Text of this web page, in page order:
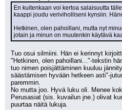
En kuitenkaan voi kertoa salaisuutta
kaappi joudu veriviholliseni kynsiin.
Hetkinen, olen pahoillani, mutta nyt
jotain ja minun on muutenkin käytävä
Tuo osui silmiini. Hän ei kerinnyt
"Hetkinen, olen pahoillani..."-tekstin
tuo nimen poisjättäminen kuuluu
säästämisen hyvään hetkeen asti"-
paremmin.
No mutta joo. Hyvä luku oli. Menee
Perusasiat (sis. kuvailun jne.) olivat
puurtaa näitä lukuja.